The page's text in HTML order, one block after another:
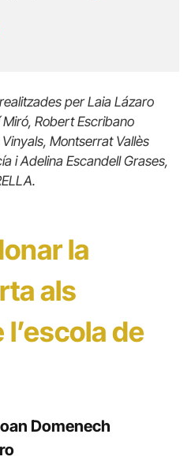
per Laia Lázaro
Robert Escribano
Montserrat Vallès
i Adelina Escandell Grases,
la
als
de
Domenech